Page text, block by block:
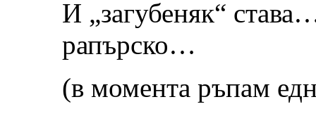
И „загубеняк“
рапърско…
(в момента ръпам